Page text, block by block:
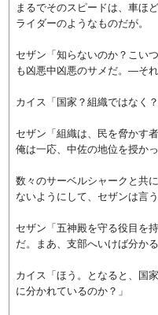
まるでそのスピードは、車ほ
ライダーのようなものだが。
セザン「知らないのか？こい
も凶悪中凶悪のサメだ。―そ
カイス「国家？組織ではなく？
セザン「組織は、民を脅かす
俺は一応、中佐の地位を授か
数々のサーベルシャークと共
ないようにして、セザンは言う
セザン「五神殿を守る役目を
だ。まあ、支部へいけば分かる
カイス「ほう。となると、国
に分かれているのか？」